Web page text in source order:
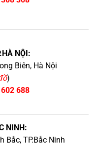
NỘI:
Biên, Hà Nội
)
688
NINH:
Bắc, TP.Bắc Ninh